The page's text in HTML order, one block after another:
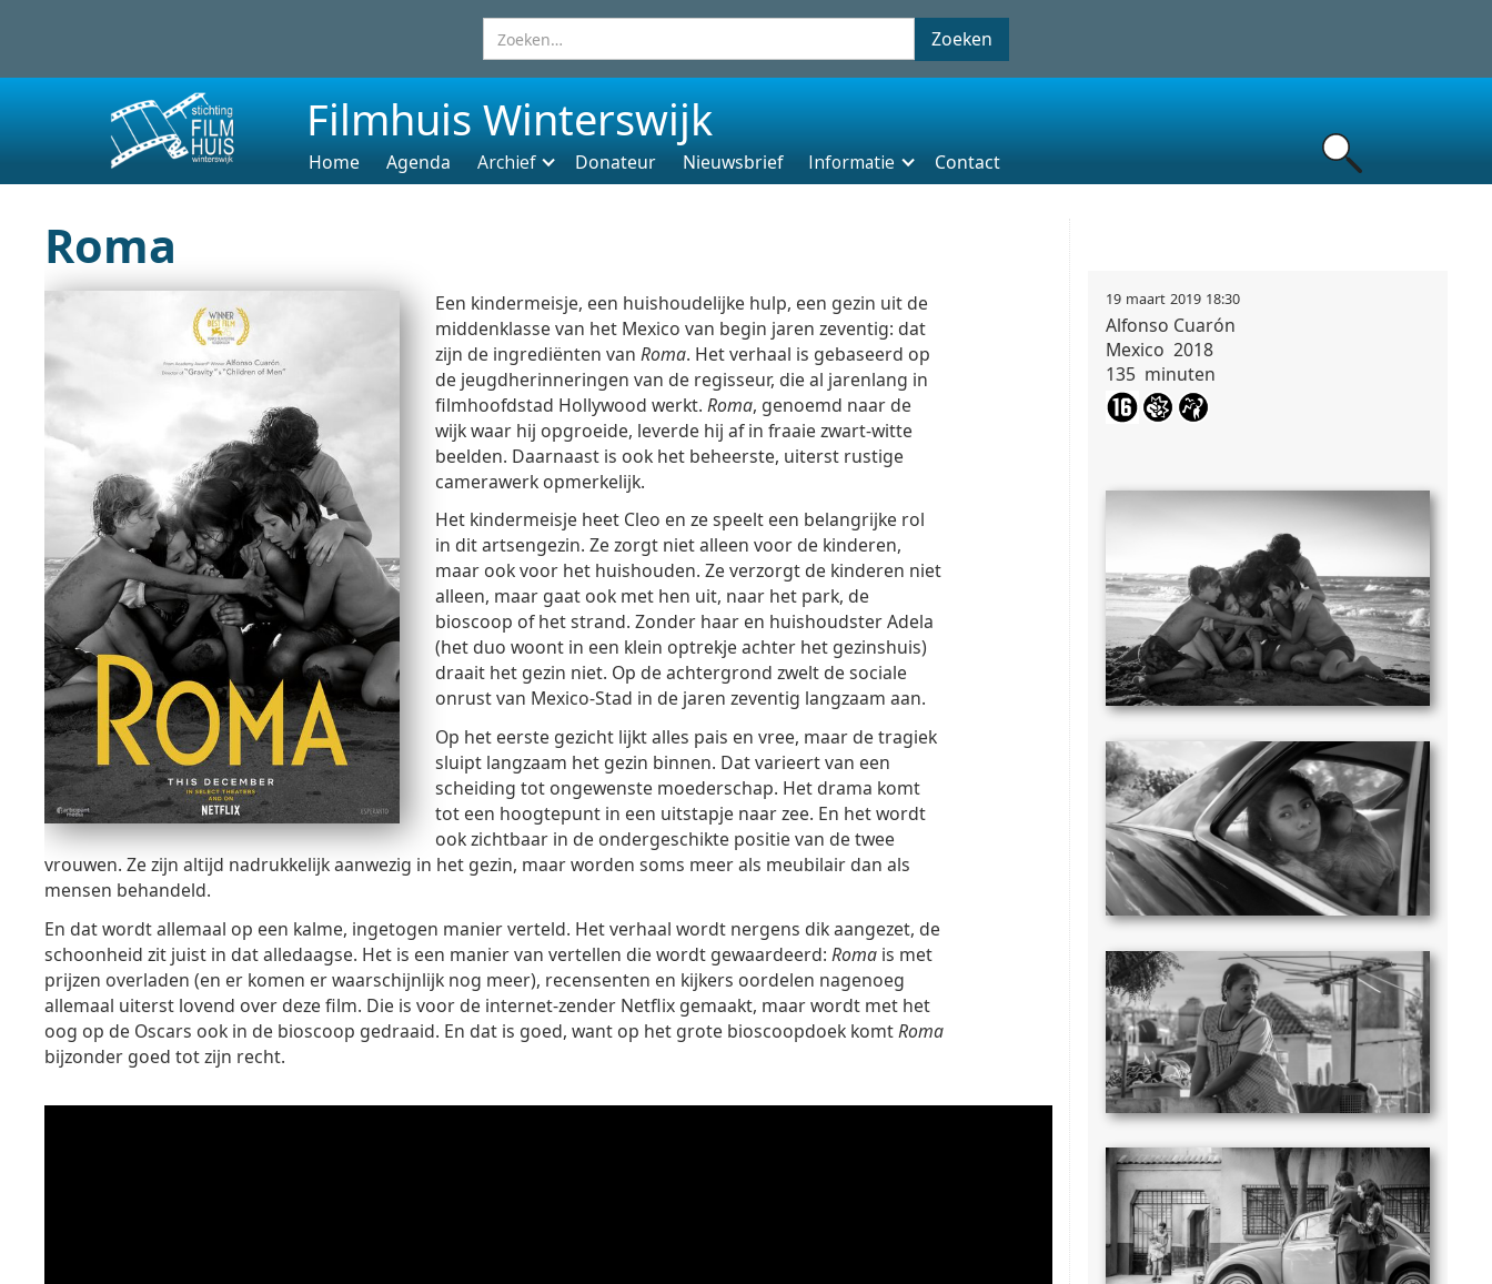
Filmhuis Winterswijk
Home Agenda Archief Donateur Nieuwsbrief Informatie Contact
Roma
Een kindermeisje, een huishoudelijke hulp, een gezin uit de
middenklasse van het Mexico van begin jaren zeventig: dat
zijn de ingrediënten van Roma. Het verhaal is gebaseerd op
de jeugdherinneringen van de regisseur, die al jarenlang in
filmhoofdstad Hollywood werkt. Roma, genoemd naar de
wijk waar hij opgroeide, leverde hij af in fraaie zwart-witte
beelden. Daarnaast is ook het beheerste, uiterst rustige
camerawerk opmerkelijk.
Het kindermeisje heet Cleo en ze speelt een belangrijke rol
in dit artsengezin. Ze zorgt niet alleen voor de kinderen,
maar ook voor het huishouden. Ze verzorgt de kinderen niet
alleen, maar gaat ook met hen uit, naar het park, de
bioscoop of het strand. Zonder haar en huishoudster Adela
(het duo woont in een klein optrekje achter het gezinshuis)
draait het gezin niet. Op de achtergrond zwelt de sociale
onrust van Mexico-Stad in de jaren zeventig langzaam aan.
Op het eerste gezicht lijkt alles pais en vree, maar de tragiek
sluipt langzaam het gezin binnen. Dat varieert van een
scheiding tot ongewenste moederschap. Het drama komt
tot een hoogtepunt in een uitstapje naar zee. En het wordt
ook zichtbaar in de ondergeschikte positie van de twee
vrouwen. Ze zijn altijd nadrukkelijk aanwezig in het gezin, maar worden soms meer als meubilair dan als
mensen behandeld.
En dat wordt allemaal op een kalme, ingetogen manier verteld. Het verhaal wordt nergens dik aangezet, de
schoonheid zit juist in dat alledaagse. Het is een manier van vertellen die wordt gewaardeerd: Roma is met
prijzen overladen (en er komen er waarschijnlijk nog meer), recensenten en kijkers oordelen nagenoeg
allemaal uiterst lovend over deze film. Die is voor de internet-zender Netflix gemaakt, maar wordt met het
oog op de Oscars ook in de bioscoop gedraaid. En dat is goed, want op het grote bioscoopdoek komtRoma
bijzonder goed tot zijn recht.
19 maart 2019 18:30
Alfonso Cuarón
Mexico 2018
135 minuten